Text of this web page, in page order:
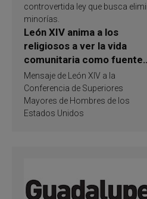
controvertida ley que busca
minorías.
León XIV anima a los
religiosos a ver la vida
comunitaria como fuente
de inspiración y
santificación
Mensaje de León XIV a la
Conferencia de Superiores
Mayores de Hombres de los
Estados Unidos